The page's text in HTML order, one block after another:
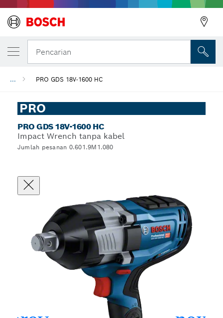
Pencarian
... PRO GDS 18V-1600 HC
PRO
PRO GDS 18V-1600 HC
Impact Wrench tanpa kabel
Jumlah pesanan 0.601.9M1.080